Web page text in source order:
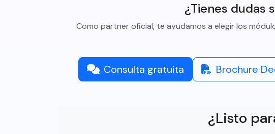
¿Tienes dudas
Como partner oficial, te ayudamos a elegir los
Consulta gratuita Brochure
¿Listo